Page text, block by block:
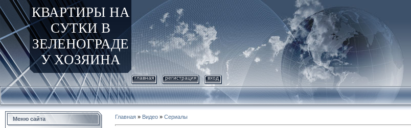
КВАРТИРЫ НА
СУТКИ В
ЗЕЛЕНОГРАДЕ
У ХОЗЯИНА
главная регистрация вход
Меню сайта Главная » Видео » Сериалы